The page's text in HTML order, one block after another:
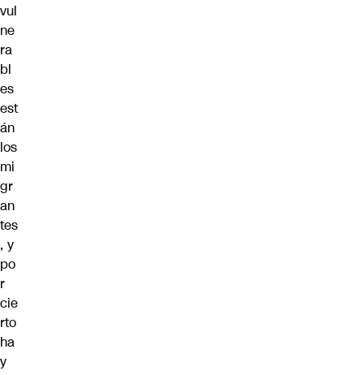
vul
ne
ra
bl
es
est
án
los
mi
gr
an
tes
, y
po
r
cie
rto
ha
y